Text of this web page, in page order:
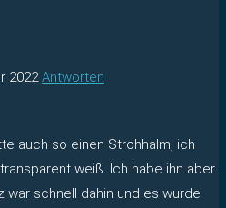
2022 Antworten
auch so einen Strohhalm, ich
weiß. Ich habe ihn aber
war schnell dahin und es wurde